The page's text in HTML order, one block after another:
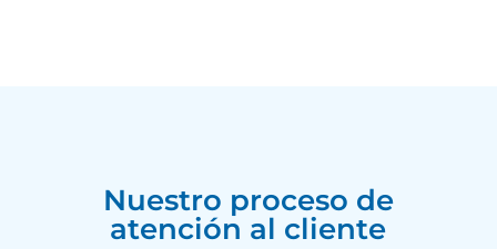
Nuestro proceso de
atención al cliente